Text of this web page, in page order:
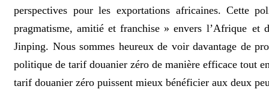
perspectives pour les exportations africaines. Cette
pragmatisme, amitié et franchise » envers l’Afrique et
Jinping. Nous sommes heureux de voir davantage de
politique de tarif douanier zéro de manière efficace tout
tarif douanier zéro puissent mieux bénéficier aux deux